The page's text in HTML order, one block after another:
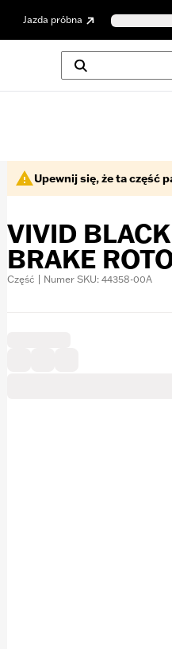
Jazda próbna
Upewnij się, że ta część
VIVID
BRAKE
Część | Numer SKU: 44358-00A